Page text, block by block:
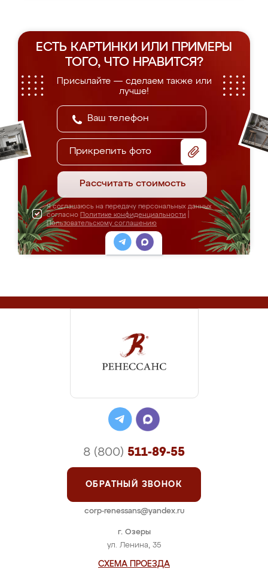
ЕСТЬ КАРТИНКИ ИЛИ ПРИМЕРЫ
ТОГО, ЧТО НРАВИТСЯ?
Присылайте — сделаем также или
лучше!
Прикрепить фото
Рассчитать стоимость
Я соглашаюсь на передачу персональных данных
согласно Политике конфиденциальности
Пользовательскому соглашению
г. Озеры
ул. Ленина, 35
СХЕМА ПРОЕЗДА
8 (800) 511-89-55
ОБРАТНЫЙ ЗВОНОК
corp-renessans@yandex.ru